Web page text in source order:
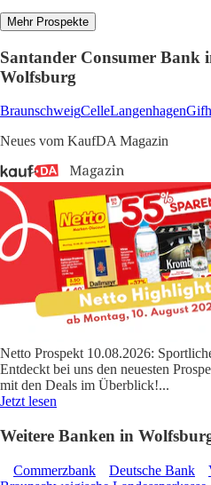
Mehr Prospekte
Santander Consumer Bank
Wolfsburg
BraunschweigCelleLangenhagen
Neues vom KaufDA Magazin
Netto Prospekt 10.08.2026:
Entdeckt bei uns den neuesten
mit den Deals im Überblick!...
Jetzt lesen
Weitere Banken in
Commerzbank Deutsche Bank